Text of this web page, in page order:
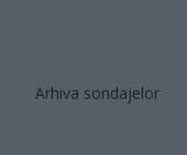
Arhiva sondajelor